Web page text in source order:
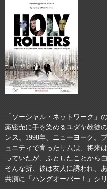
「ソーシャル・ネットワーク」
薬密売に手を染めるユダヤ教徒
ンス。1998年、ニューヨーク。
ュニティで育ったサムは、将来
っていたが、ふとしたことから
そんな折、彼は友人に誘われ、
共演に「ハングオーバー！」シ